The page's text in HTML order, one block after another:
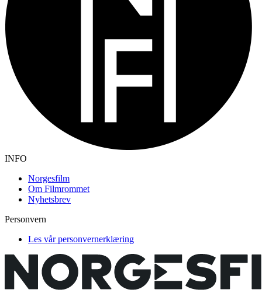
INFO
Norgesfilm
Om Filmrommet
Nyhetsbrev
Personvern
Les vår personvernerklæring